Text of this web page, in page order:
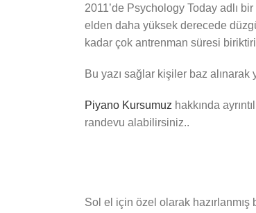
2011’de Psychology Today adlı
elden daha yüksek derecede
kadar çok antrenman süresi
Bu yazı sağlar kişiler baz
Piyano Kursumuz hakkında
randevu alabilirsiniz..
Sol el için özel olarak hazırlanmış